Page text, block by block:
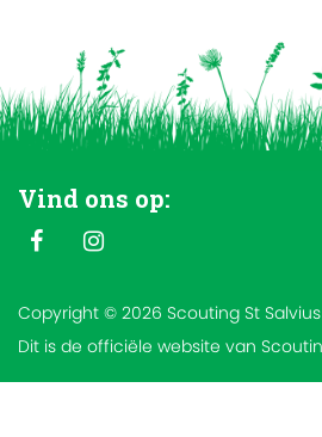
Vind ons op:
Copyright © 2026 Scouting St
Dit is de officiële website van